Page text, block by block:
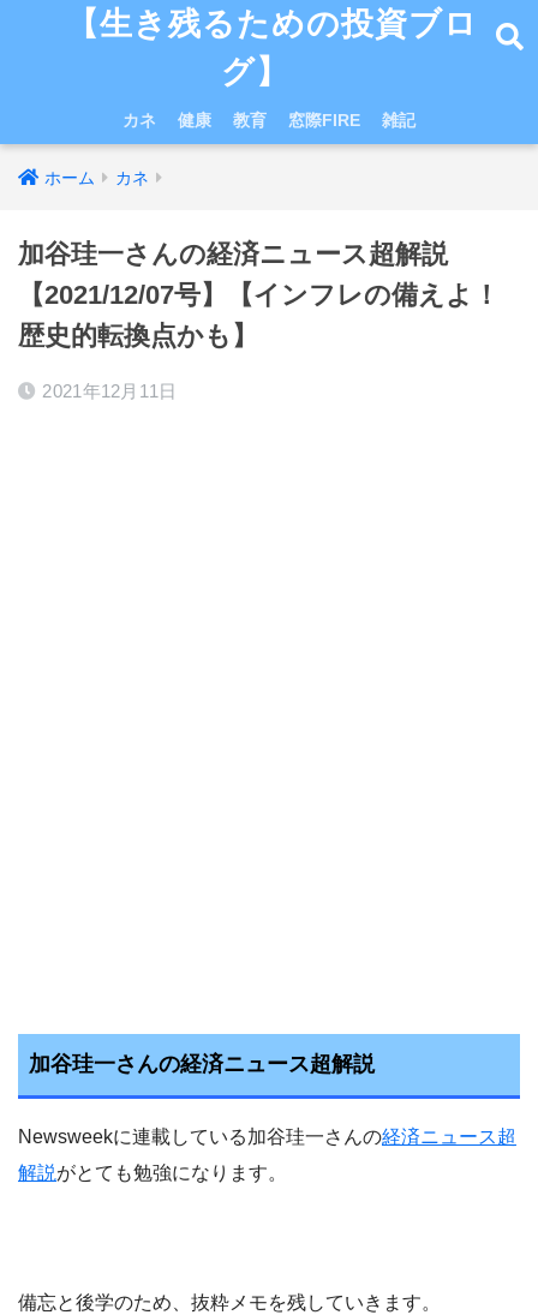
【生き残るための投資ブロ
グ】
カネ 健康 教育 窓際FIRE 雑記
ホーム カネ
加谷珪一さんの経済ニュース超解説
【2021/12/07号】【インフレの備えよ！
歴史的転換点かも】
2021年12月11日
加谷珪一さんの経済ニュース超解説
Newsweekに連載している加谷珪一さんの経済ニュース超
解説がとても勉強になります。
備忘と後学のため、抜粋メモを残していきます。